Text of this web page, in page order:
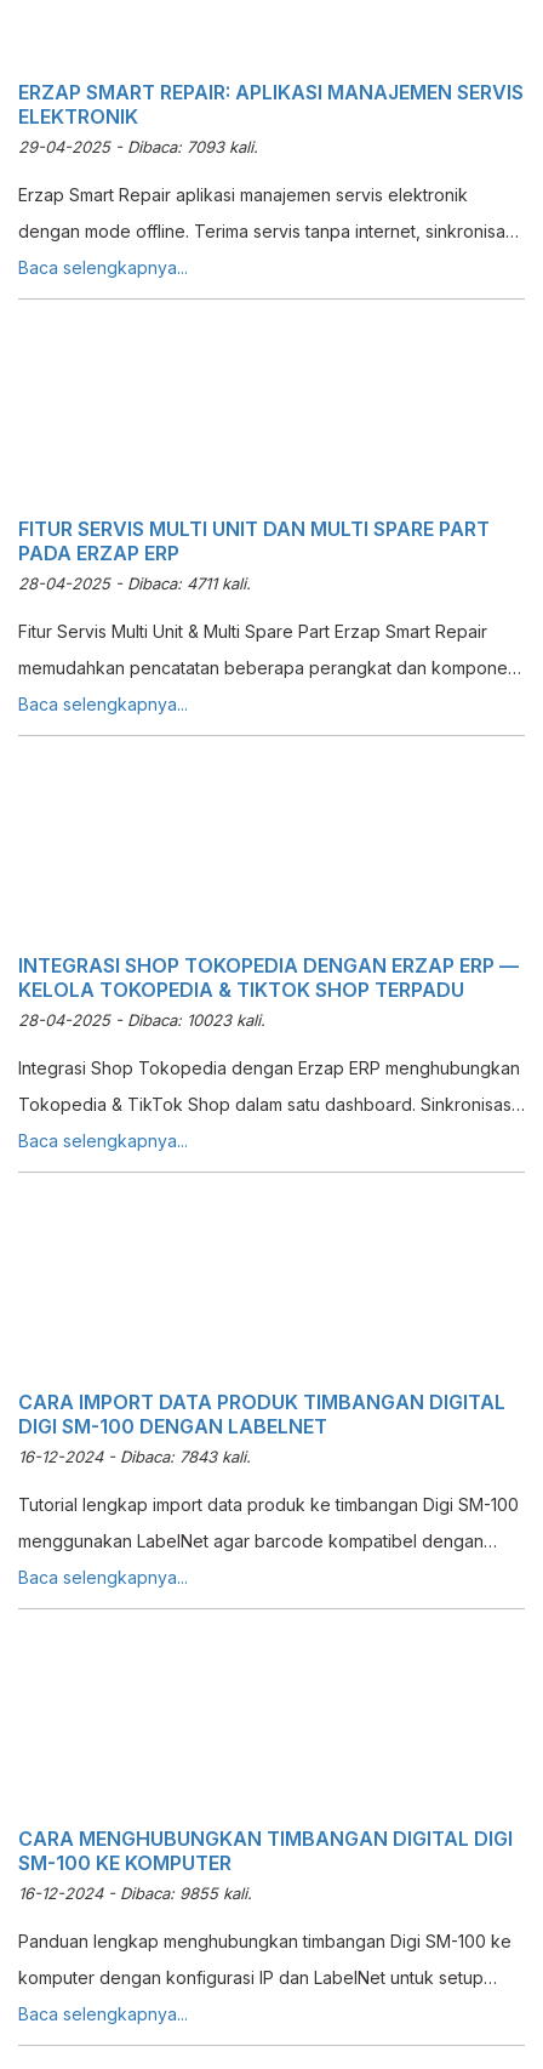
ERZAP SMART REPAIR: APLIKASI MANAJEMEN SERVIS
ELEKTRONIK
29-04-2025 - Dibaca: 7093 kali.
Erzap Smart Repair aplikasi manajemen servis elektronik
dengan mode offline. Terima servis tanpa internet, sinkronisasi
otomatis, kelola multi unit dan spare part.
Baca selengkapnya...
FITUR SERVIS MULTI UNIT DAN MULTI SPARE PART
PADA ERZAP ERP
28-04-2025 - Dibaca: 4711 kali.
Fitur Servis Multi Unit & Multi Spare Part Erzap Smart Repair
memudahkan pencatatan beberapa perangkat dan komponen
dalam satu transaksi servis yang terorganisir dan efisien.
Baca selengkapnya...
INTEGRASI SHOP TOKOPEDIA DENGAN ERZAP ERP —
KELOLA TOKOPEDIA & TIKTOK SHOP TERPADU
28-04-2025 - Dibaca: 10023 kali.
Integrasi Shop Tokopedia dengan Erzap ERP menghubungkan
Tokopedia & TikTok Shop dalam satu dashboard. Sinkronisasi
stok & pesanan otomatis, kelola omnichannel dengan efisien.
Baca selengkapnya...
CARA IMPORT DATA PRODUK TIMBANGAN DIGITAL
DIGI SM-100 DENGAN LABELNET
16-12-2024 - Dibaca: 7843 kali.
Tutorial lengkap import data produk ke timbangan Digi SM-100
menggunakan LabelNet agar barcode kompatibel dengan
Erzap ERP.
Baca selengkapnya...
CARA MENGHUBUNGKAN TIMBANGAN DIGITAL DIGI
SM-100 KE KOMPUTER
16-12-2024 - Dibaca: 9855 kali.
Panduan lengkap menghubungkan timbangan Digi SM-100 ke
komputer dengan konfigurasi IP dan LabelNet untuk setup
barcode dengan mudah.
Baca selengkapnya...